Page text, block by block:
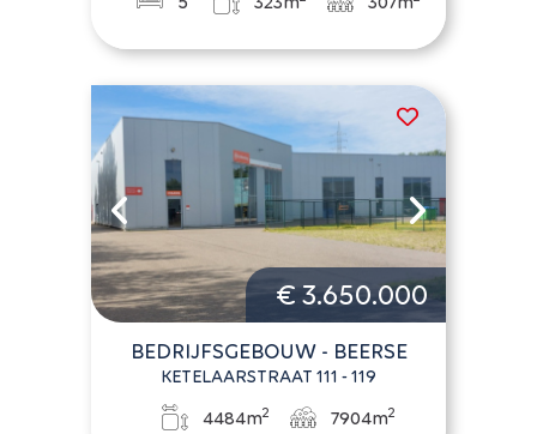
€ 3.650.000
BEDRIJFSGEBOUW - BEERSE
KETELAARSTRAAT 111 - 119
4484m2 7904m2